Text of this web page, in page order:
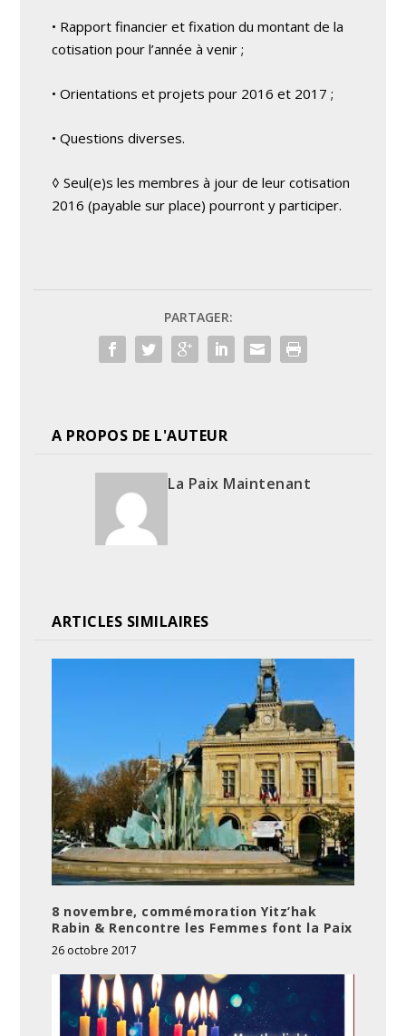
• Rapport financier et fixation du montant de la
cotisation pour l’année à venir ;
• Orientations et projets pour 2016 et 2017 ;
• Questions diverses.
◊ Seul(e)s les membres à jour de leur cotisation
2016 (payable sur place) pourront y participer.
PARTAGER:
A PROPOS DE L'AUTEUR
La Paix Maintenant
ARTICLES SIMILAIRES
8 novembre, commémoration Yitz’hak
Rabin & Rencontre les Femmes font la Paix
26 octobre 2017